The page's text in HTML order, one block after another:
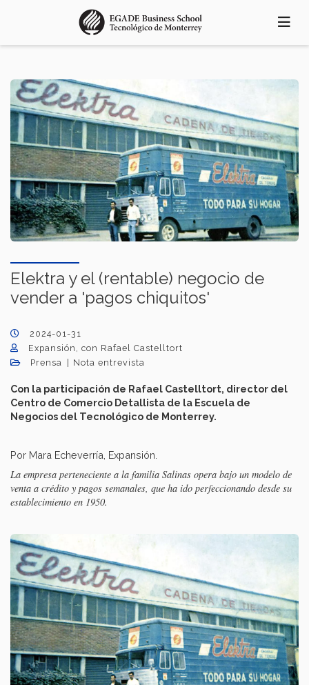
principal
Elektra y el (rentable) negocio de
vender a 'pagos chiquitos'
2024-01-31
Expansión, con Rafael Castelltort
Prensa
Nota entrevista
Con la participación de Rafael Castelltort, director del
Centro de Comercio Detallista de la Escuela de
Negocios del Tecnológico de Monterrey.
Por Mara Echeverría, Expansión.
La empresa perteneciente a la familia Salinas opera bajo un modelo de
venta a crédito y pagos semanales, que ha ido perfeccionando desde su
establecimiento en 1950.